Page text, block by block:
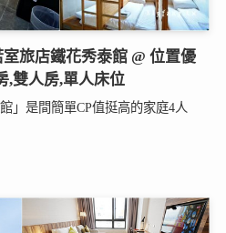
旅店鐵花秀泰館 @ 位置優
,雙人房,單人床位
」是間簡單CP值挺高的家庭4人